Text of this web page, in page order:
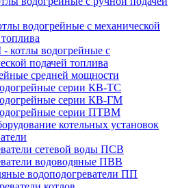
водогрейные с механической
- котлы водогрейные с
подачей топлива
средней мощности
серии КВ-ТС
серии КВ-ГМ
серии ПТВМ
котельных установок
сетевой воды ПСВ
водоводяные ПВВ
водоподогреватели ПП